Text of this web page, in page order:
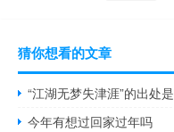
猜你想看的文章
“江湖无梦失津涯”的出处
今年有想过回家过年吗